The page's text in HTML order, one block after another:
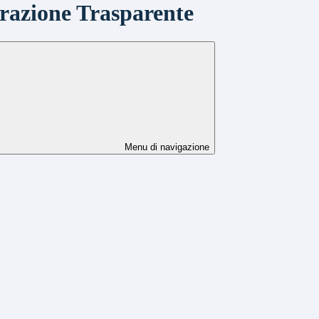
Trasparente
Menu di navigazione